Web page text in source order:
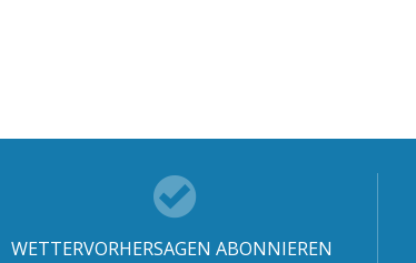
WETTERVORHERSAGEN ABONNIEREN